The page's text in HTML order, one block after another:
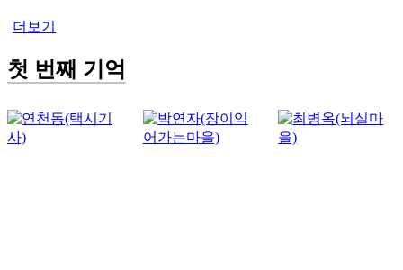
더보기
첫 번째 기억